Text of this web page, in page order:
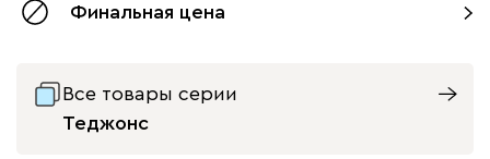
с доводчиками без доводчиков
Финальная цена
Все товары серии
Теджонс